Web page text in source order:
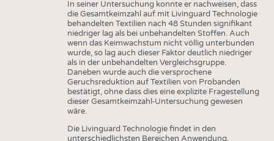
In seiner Untersuchung konnte er nachweisen, dass
die Gesamtkeimzahl auf mit Livinguard Technologie
behandelten Textilien nach 48 Stunden signifikant
niedriger lag als bei unbehandelten Stoffen. Auch
wenn das Keimwachstum nicht völlig unterbunden
wurde, so lag auch dieser Faktor deutlich niedriger
als in der unbehandelten Vergleichsgruppe.
Daneben wurde auch die versprochene
Geruchsreduktion auf Textilien von Probanden
bestätigt, ohne dass dies eine explizite Fragestellung
dieser Gesamtkeimzahl-Untersuchung gewesen
wäre.
Die Livinguard Technologie findet in den
unterschiedlichsten Bereichen Anwendung,